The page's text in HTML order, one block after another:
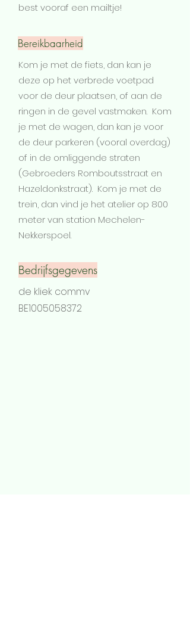
best vooraf een mailtje!
Bereikbaarheid
Kom je met de fiets, dan kan je
deze op het verbrede voetpad
voor de deur plaatsen, of aan de
ringen in de gevel vastmaken. Kom
je met de wagen, dan kan je voor
de deur parkeren (vooral overdag)
of in de omliggende straten
(Gebroeders Romboutsstraat en
Hazeldonkstraat). Kom je met de
trein, dan vind je het atelier op 800
meter van station Mechelen-
Nekkerspoel.
Bedrijfsgegevens
de kliek commv
BE1005058372